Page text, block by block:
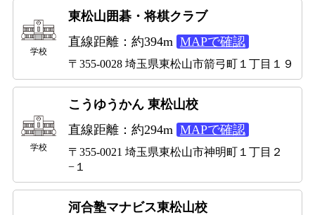
学校
東松山囲碁・将棋クラブ
直線距離：約394m MAPで確認
〒355-0028 埼玉県東松山市箭弓町１丁目１９
学校
こうゆうかん 東松山校
直線距離：約294m MAPで確認
〒355-0021 埼玉県東松山市神明町１丁目２
−１
河合塾マナビス東松山校